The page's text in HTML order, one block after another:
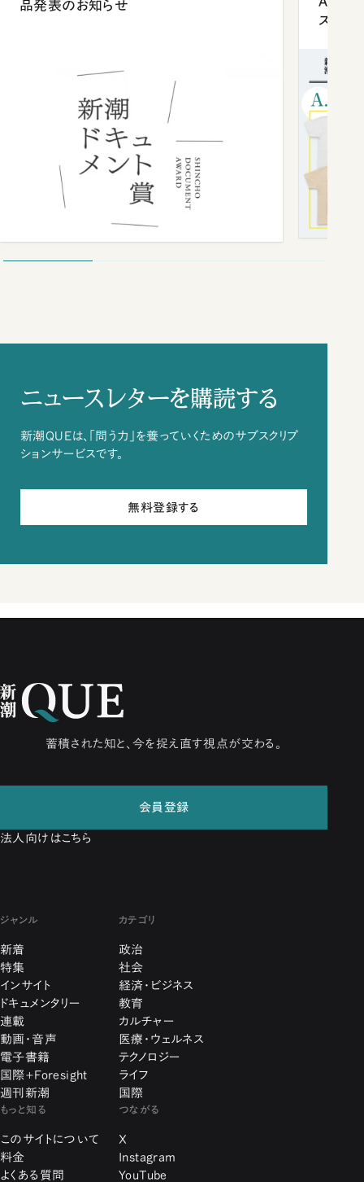
品発表のお知らせ
ズプレ
ニュースレターを購読する
新潮QUEは、「問う力」を養っていくためのサブスクリプ
ションサービスです。
無料登録する
蓄積された知と、今を捉え直す視点が交わる。
会員登録
法人向けはこちら
ジャンル
新着
特集
インサイト
ドキュメンタリー
連載
動画・音声
電子書籍
国際+Foresight
週刊新潮
カテゴリ
政治
社会
経済・ビジネス
教育
カルチャー
医療・ウェルネス
テクノロジー
ライフ
国際
もっと知る
このサイトについて
料金
よくある質問
つながる
X
Instagram
YouTube